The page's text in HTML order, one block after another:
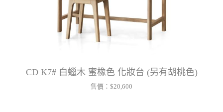
CD K7# 白蠟木 蜜橡色 化妝台 (另有胡桃色)
售價： $20,600